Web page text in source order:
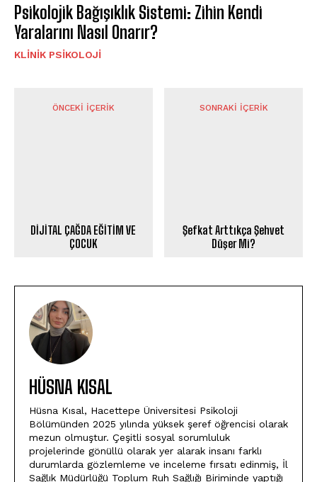
Psikolojik Bağışıklık Sistemi: Zihin Kendi
Yaralarını Nasıl Onarır?
KLINIK PSIKOLOJI
ÖNCEKI İÇERIK
DİJİTAL ÇAĞDA EĞİTİM VE
ÇOCUK
SONRAKI İÇERIK
Şefkat Arttıkça Şehvet
Düşer Mi?
HÜSNA KISAL
Hüsna Kısal, Hacettepe Üniversitesi Psikoloji
Bölümünden 2025 yılında yüksek şeref öğrencisi olarak
mezun olmuştur. Çeşitli sosyal sorumluluk
projelerinde gönüllü olarak yer alarak insanı farklı
durumlarda gözlemleme ve inceleme fırsatı edinmiş, İl
Sağlık Müdürlüğü Toplum Ruh Sağlığı Biriminde yaptığı